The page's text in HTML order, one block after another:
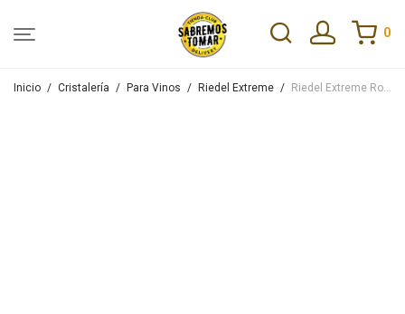
0
Inicio / Cristalería / Para Vinos / Riedel Extreme / Riedel Extreme Rose Champagne Pack X2